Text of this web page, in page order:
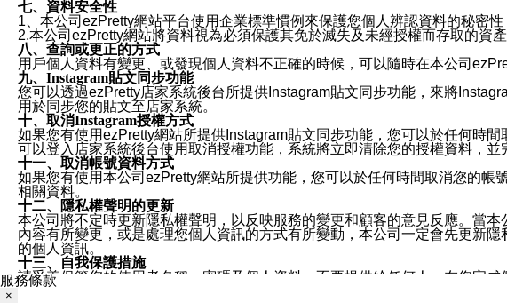
七、資料安全性
1、本公司ezPretty網站平台使用企業標準慣例來保護您個人辨認資料的秘密
2.本公司ezPretty網站將資料視為必須保護其免於滅失及未經授權而存取的資
八、查詢或更正的方式
用戶個人資料有變更、或發現個人資料不正確的時候，可以隨時在本公司
九、Instagram貼文同步功能
您可以透過ezPretty店家系統後台所提供Instagram貼文同步功能，來將
用於同步您的貼文至店家系統。
十、取消Instagram授權方式
如果您有使用ezPretty網站所提供Instagram貼文同步功能，您可以於任何時
可以登入店家系統後台使用取消授權功能，系統將立即清除您的授權資料，並
十一、取消帳號資料方式
如果您有使用本公司ezPretty網站所提供功能，您可以於任何時間取消您的帳
相關資料。
十二、隱私權聲明的更新
本公司將不定時更新隱私權聲明，以反映服務的變更和顧客的意見反應。當
內容有所變更，或是處理您個人資訊的方式有所變動，本公司一定會先更新
的個人資訊。
十三、自我保護措施
請妥善保管您的使用者名稱、密碼及個人資料，不要提供給任何人。在您完
窗，以防止他人讀取您的個人資料、信件或進入所機關管理區。
服務條款
×